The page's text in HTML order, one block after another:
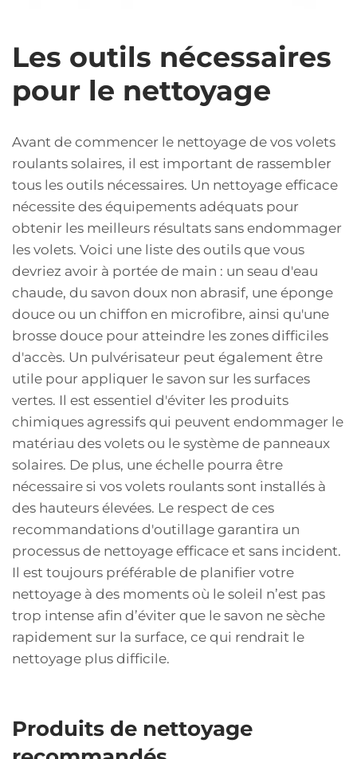
Les outils nécessaires
pour le nettoyage
Avant de commencer le nettoyage de vos volets
roulants solaires, il est important de rassembler
tous les outils nécessaires. Un nettoyage efficace
nécessite des équipements adéquats pour
obtenir les meilleurs résultats sans endommager
les volets. Voici une liste des outils que vous
devriez avoir à portée de main : un seau d'eau
chaude, du savon doux non abrasif, une éponge
douce ou un chiffon en microfibre, ainsi qu'une
brosse douce pour atteindre les zones difficiles
d'accès. Un pulvérisateur peut également être
utile pour appliquer le savon sur les surfaces
vertes. Il est essentiel d'éviter les produits
chimiques agressifs qui peuvent endommager le
matériau des volets ou le système de panneaux
solaires. De plus, une échelle pourra être
nécessaire si vos volets roulants sont installés à
des hauteurs élevées. Le respect de ces
recommandations d'outillage garantira un
processus de nettoyage efficace et sans incident.
Il est toujours préférable de planifier votre
nettoyage à des moments où le soleil n’est pas
trop intense afin d’éviter que le savon ne sèche
rapidement sur la surface, ce qui rendrait le
nettoyage plus difficile.
Produits de nettoyage